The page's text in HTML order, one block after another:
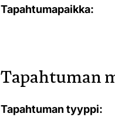
Tapahtumapaikka:
Tapahtuman
Tapahtuman tyyppi: